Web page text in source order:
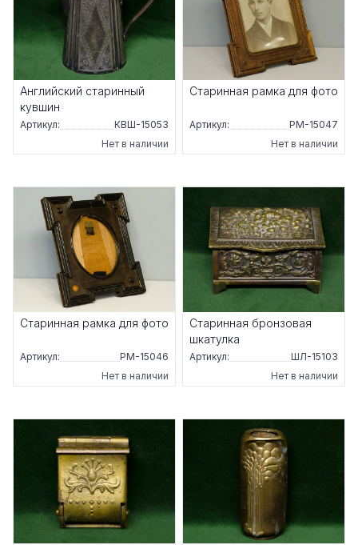
Английский старинный
кувшин
Артикул:
КВШ-15053
Нет в наличии
Старинная рамка для фото
Артикул:
РМ-15047
Нет в наличии
Старинная рамка для фото
Артикул:
РМ-15046
Нет в наличии
Старинная бронзовая
шкатулка
Артикул:
ШЛ-15103
Нет в наличии